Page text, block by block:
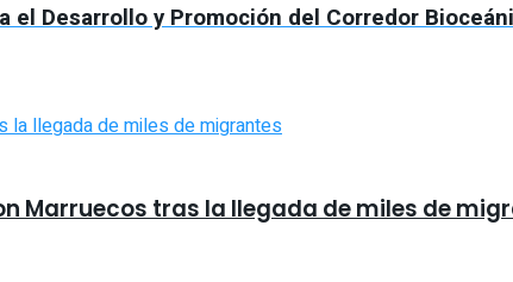
Desarrollo y Promoción del Corredor
Marruecos tras la llegada de miles de